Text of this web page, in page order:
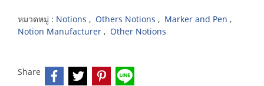
หมวดหมู่ : Notions , Others Notions , Marker and Pen ,
Notion Manufacturer , Other Notions
Share